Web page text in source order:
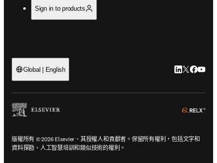
Sign in to products
Global | English LinkedIn 打
Twitter 打
版權所有 © 2026 Elsevier、其授權人和貢獻者。保留所有權利，包括文字和
資料探勘、人工智慧培訓和類似技術的權利。